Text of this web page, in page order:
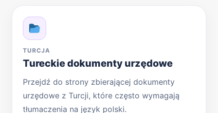
TURCJA
Tureckie dokumenty urzędowe
Przejdź do strony zbierającej dokumenty
urzędowe z Turcji, które często wymagają
tłumaczenia na język polski.